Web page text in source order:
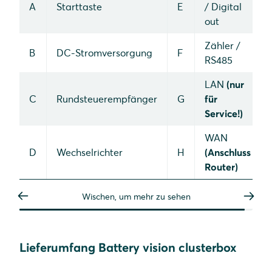
A Starttaste E
/ Digital
out
B DC-Stromversorgung F
Zähler /
RS485
C Rundsteuerempfänger G
LAN (nur
für
Service!)
D Wechselrichter H
WAN
(Anschluss
Router)
Wischen, um mehr zu sehen
Lieferumfang Battery vision clusterbox